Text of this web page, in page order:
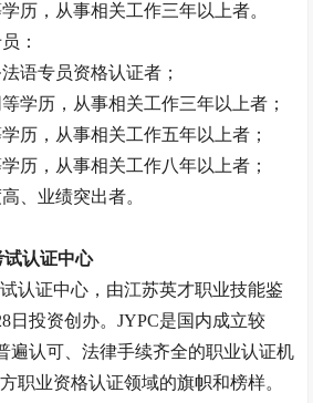
历，从事相关工作三年以上者。
：
语专员资格认证者；
学历，从事相关工作三年以上者；
历，从事相关工作五年以上者；
历，从事相关工作八年以上者 ；
、业绩突出者。
认证中心
认证中心，由江苏英才职业技能鉴
日投资创办。JYPC是国内成立较
遍认可、法律手续齐全的职业认证机
职业资格认证领域的旗帜和榜样。